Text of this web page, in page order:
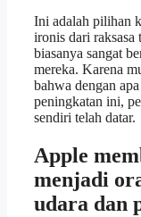
Ini adalah pilihan
ironis dari
biasanya sangat
mereka. Karena
bahwa dengan
peningkatan ini,
sendiri telah datar.
Apple
menjadi
udara dan